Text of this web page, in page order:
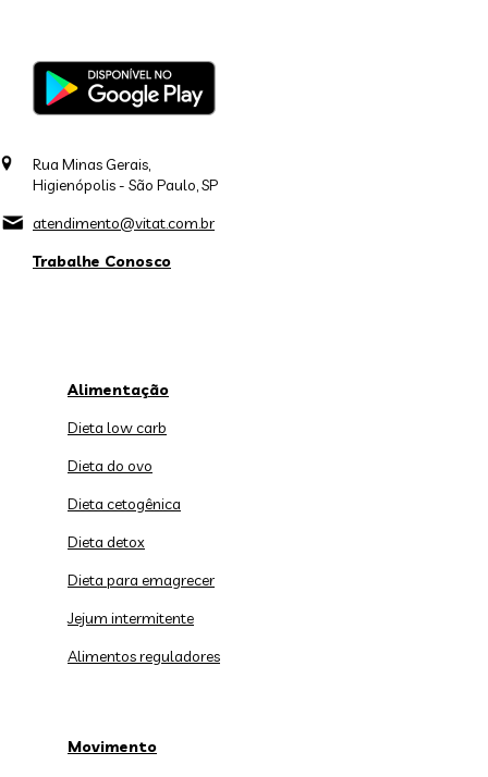
Rua Minas Gerais,
Higienópolis - São Paulo, SP
atendimento@vitat.com.br
Trabalhe Conosco
Alimentação
Dieta low carb
Dieta do ovo
Dieta cetogênica
Dieta detox
Dieta para emagrecer
Jejum intermitente
Alimentos reguladores
Movimento